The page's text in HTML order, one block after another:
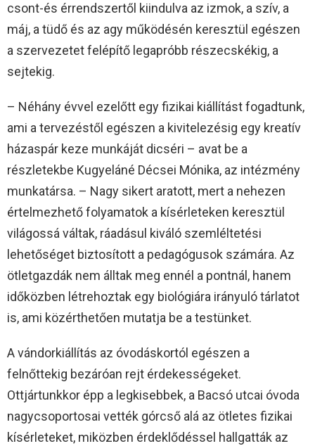
csont-és érrendszertől kiindulva az izmok, a szív, a
máj, a tüdő és az agy működésén keresztül egészen
a szervezetet felépítő legapróbb részecskékig, a
sejtekig.
– Néhány évvel ezelőtt egy fizikai kiállítást fogadtunk,
ami a tervezéstől egészen a kivitelezésig egy kreatív
házaspár keze munkáját dicséri – avat be a
részletekbe Kugyeláné Décsei Mónika, az intézmény
munkatársa. – Nagy sikert aratott, mert a nehezen
értelmezhető folyamatok a kísérleteken keresztül
világossá váltak, ráadásul kiváló szemléltetési
lehetőséget biztosított a pedagógusok számára. Az
ötletgazdák nem álltak meg ennél a pontnál, hanem
időközben létrehoztak egy biológiára irányuló tárlatot
is, ami közérthetően mutatja be a testünket.
A vándorkiállítás az óvodáskortól egészen a
felnőttekig bezáróan rejt érdekességeket.
Ottjártunkkor épp a legkisebbek, a Bacsó utcai óvoda
nagycsoportosai vették górcső alá az ötletes fizikai
kísérleteket, miközben érdeklődéssel hallgatták az